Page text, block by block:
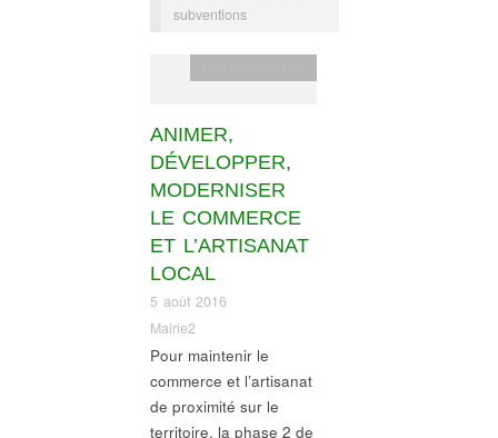
subventions
ANIMER,
DÉVELOPPER,
MODERNISER
LE COMMERCE
ET L’ARTISANAT
LOCAL
5 août 2016
Mairie2
Pour maintenir le
commerce et l’artisanat
de proximité sur le
territoire, la phase 2 de